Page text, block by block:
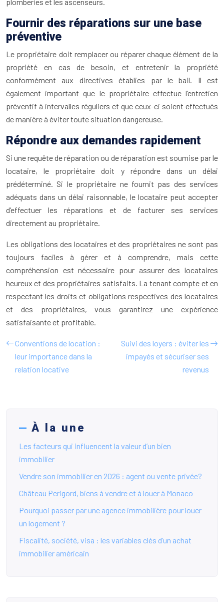
plomberies et les ascenseurs.
Fournir des réparations sur une base
préventive
Le propriétaire doit remplacer ou réparer chaque élément de la
propriété en cas de besoin, et entretenir la propriété
conformément aux directives établies par le bail. Il est
également important que le propriétaire effectue l’entretien
préventif à intervalles réguliers et que ceux-ci soient effectués
de manière à éviter toute situation dangereuse.
Répondre aux demandes rapidement
Si une requête de réparation ou de réparation est soumise par le
locataire, le propriétaire doit y répondre dans un délai
prédéterminé. Si le propriétaire ne fournit pas des services
adéquats dans un délai raisonnable, le locataire peut accepter
d’effectuer les réparations et de facturer ses services
directement au propriétaire.
Les obligations des locataires et des propriétaires ne sont pas
toujours faciles à gérer et à comprendre, mais cette
compréhension est nécessaire pour assurer des locataires
heureux et des propriétaires satisfaits. La tenant compte et en
respectant les droits et obligations respectives des locataires
et des propriétaires, vous garantirez une expérience
satisfaisante et profitable.
Conventions de location :
leur importance dans la
relation locative
Suivi des loyers : éviter les
impayés et sécuriser ses
revenus
À la une
Les facteurs qui influencent la valeur d’un bien
immobilier
Vendre son immobilier en 2026 : agent ou vente privée?
Château Perigord, biens à vendre et à louer à Monaco
Pourquoi passer par une agence immobilière pour louer
un logement ?
Fiscalité, société, visa : les variables clés d’un achat
immobilier américain